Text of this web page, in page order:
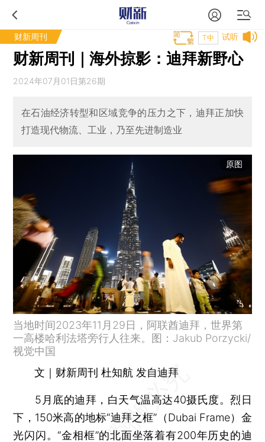
财新周刊 试听
T中
财新周刊｜海外掠影：迪拜新野心
2024年07月01日第26期
在石油经济转型和区域竞争的压力之下，迪拜正加快
打造现代物流、工业，乃至先进制造业
原图
当地时间2023年11月29日，阿联酋迪拜，世界第
一高楼哈利法塔旁行人往来。图：Jakub Porzycki/
视觉中国
文｜财新周刊 杜知航 发自迪拜
5月底的迪拜，白天气温高达40摄氏度。烈日
下，150米高的地标“迪拜之框”（Dubai Frame）金
光闪闪。“金相框”的北面坐落着有200年历史的迪